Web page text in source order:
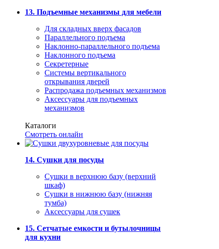
13. Подъемные механизмы для мебели
Для складных вверх фасадов
Параллельного подъема
Наклонно-параллельного подъема
Наклонного подъема
Секретерные
Системы вертикального
открывания дверей
Распродажа подъемных механизмов
Аксессуары для подъемных
механизмов
Каталоги
Смотреть онлайн
14. Сушки для посуды
Сушки в верхнюю базу (верхний
шкаф)
Сушки в нижнюю базу (нижняя
тумба)
Аксессуары для сушек
15. Сетчатые емкости и бутылочницы
для кухни